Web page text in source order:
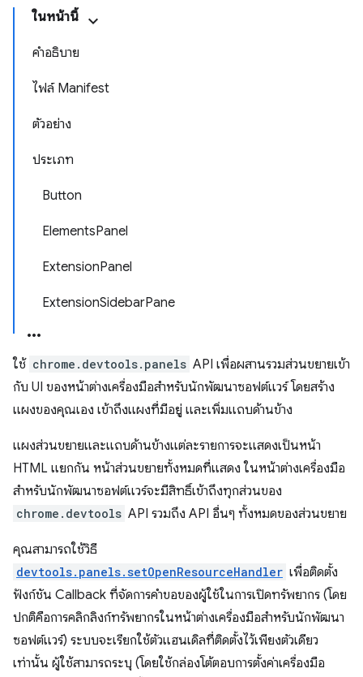
ในหน้านี้
คำอธิบาย
ไฟล์ Manifest
ตัวอย่าง
ประเภท
Button
ElementsPanel
ExtensionPanel
ExtensionSidebarPane
ใช้ chrome.devtools.panels API เพื่อผสานรวมส่วนขยายเข้า
กับ UI ของหน้าต่างเครื่องมือสำหรับนักพัฒนาซอฟต์แวร์ โดยสร้าง
แผงของคุณเอง เข้าถึงแผงที่มีอยู่ และเพิ่มแถบด้านข้าง
แผงส่วนขยายและแถบด้านข้างแต่ละรายการจะแสดงเป็นหน้า
HTML แยกกัน หน้าส่วนขยายทั้งหมดที่แสดง ในหน้าต่างเครื่องมือ
สำหรับนักพัฒนาซอฟต์แวร์จะมีสิทธิ์เข้าถึงทุกส่วนของ
chrome.devtools API รวมถึง API อื่นๆ ทั้งหมดของส่วนขยาย
คุณสามารถใช้วิธี
devtools.panels.setOpenResourceHandler เพื่อติดตั้ง
ฟังก์ชัน Callback ที่จัดการคำขอของผู้ใช้ในการเปิดทรัพยากร (โดย
ปกติคือการคลิกลิงก์ทรัพยากรในหน้าต่างเครื่องมือสำหรับนักพัฒนา
ซอฟต์แวร์) ระบบจะเรียกใช้ตัวแฮนเดิลที่ติดตั้งไว้เพียงตัวเดียว
เท่านั้น ผู้ใช้สามารถระบุ (โดยใช้กล่องโต้ตอบการตั้งค่าเครื่องมือ